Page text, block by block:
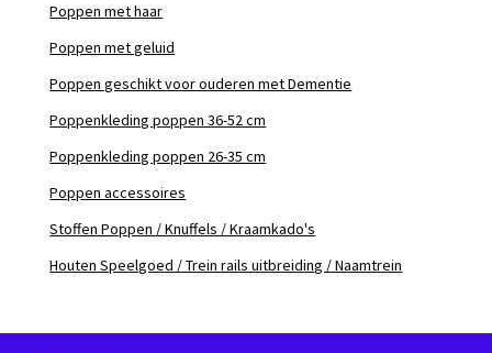
Poppen met haar
Poppen met geluid
Poppen geschikt voor ouderen met Dementie
Poppenkleding poppen 36-52 cm
Poppenkleding poppen 26-35 cm
Poppen accessoires
Stoffen Poppen / Knuffels / Kraamkado's
Houten Speelgoed / Trein rails uitbreiding / Naamtrein